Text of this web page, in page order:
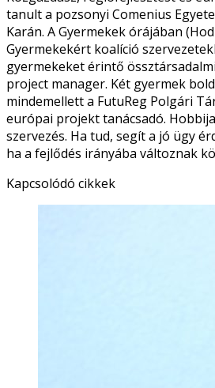
tanult a pozsonyi Comenius
Karán. A Gyermekek órájában
Gyermekekért koalíció
gyermekeket érintő
project manager. Két gyermek
mindemellett a FutuReg Polgári
európai projekt tanácsadó.
szervezés. Ha tud, segít a jó ügy
ha a fejlődés irányába változnak
Facebook
Kapcsolódó cikkek